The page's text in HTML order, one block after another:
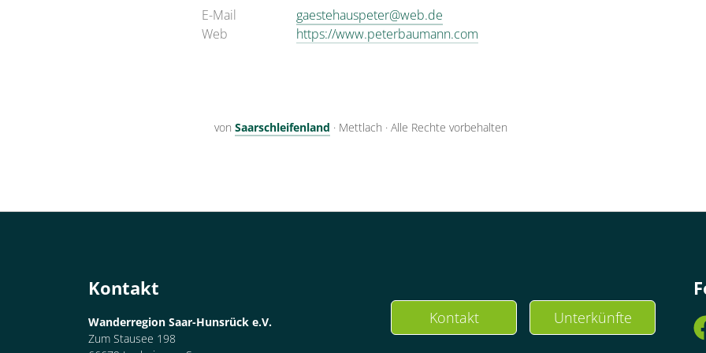
E-Mail
gaestehauspeter@web.de
Web
https://www.peterbaumann.com
von Saarschleifenland · Mettlach · Alle Rechte vorbehalten
Kontakt
Wanderregion Saar-Hunsrück e.V.
Zum Stausee 198
Kontakt Unterkünfte